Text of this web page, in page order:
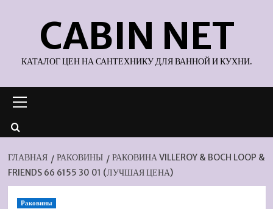
содержимомуCABIN NET
КАТАЛОГ ЦЕН НА САНТЕХНИКУ ДЛЯ ВАННОЙ И КУХНИ.
меню
ГЛАВНАЯ РАКОВИНЫ
РАКОВИНА VILLEROY & BOCH LOOP &
FRIENDS 66 6155 30 01 (ЛУЧШАЯ ЦЕНА)
Раковины